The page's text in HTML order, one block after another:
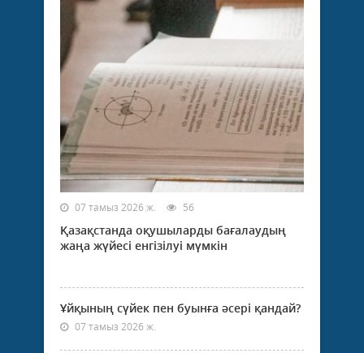
07 тамыз 2026 ж. 56
Қазақстанда оқушыларды бағалаудың
жаңа жүйесі енгізілуі мүмкін
Ұйқының сүйек пен буынға әсері қандай?
07 тамыз 2026 ж.